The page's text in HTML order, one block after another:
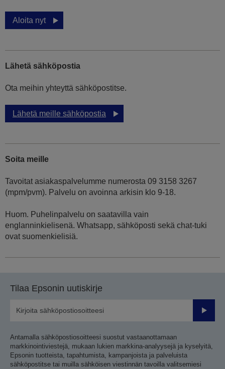
Aloita nyt
Lähetä sähköpostia
Ota meihin yhteyttä sähköpostitse.
Lähetä meille sähköpostia
Soita meille
Tavoitat asiakaspalvelumme numerosta 09 3158 3267
(mpm/pvm). Palvelu on avoinna arkisin klo 9-18.
Huom. Puhelinpalvelu on saatavilla vain
englanninkielisenä. Whatsapp, sähköposti sekä chat-tuki
ovat suomenkielisiä.
Tilaa Epsonin uutiskirje
Lähetä
Antamalla sähköpostiosoitteesi suostut vastaanottamaan
markkinointiviestejä, mukaan lukien markkina-analyysejä ja kyselyitä,
Epsonin tuotteista, tapahtumista, kampanjoista ja palveluista
sähköpostitse tai muilla sähköisen viestinnän tavoilla valitsemiesi